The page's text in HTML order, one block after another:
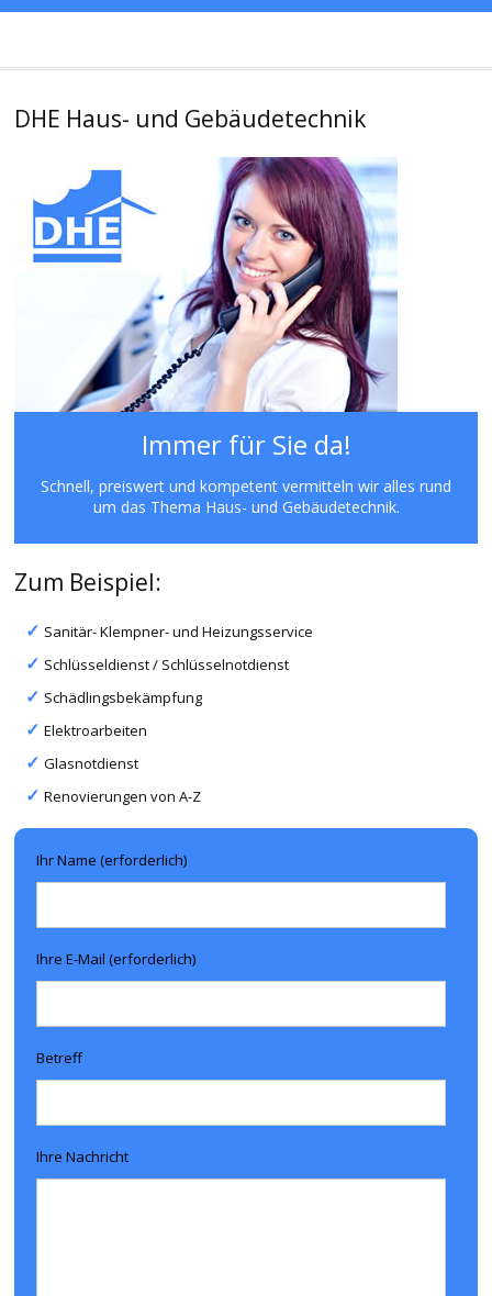
DHE Haus- und Gebäudetechnik
Immer für Sie da!
Schnell, preiswert und kompetent vermitteln wir alles rund
um das Thema Haus- und Gebäudetechnik.
Zum Beispiel:
Sanitär- Klempner- und Heizungsservice
Schlüsseldienst / Schlüsselnotdienst
Schädlingsbekämpfung
Elektroarbeiten
Glasnotdienst
Renovierungen von A-Z
Ihr Name (erforderlich)
Ihre E-Mail (erforderlich)
Betreff
Ihre Nachricht